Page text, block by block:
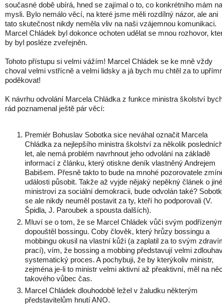
současné době ubírá, hned se zajímal o to, co konkrétního mám na
mysli. Bylo nemálo věcí, na které jsme měli rozdílný názor, ale ani
tato skutečnost nikdy neměla vliv na naši vzájemnou komunikaci.
Marcel Chládek byl dokonce ochoten udělat se mnou rozhovor,
by byl posléze zveřejněn.
Tohoto přístupu si velmi vážím! Marcel Chládek se ke mně vždy
choval velmi vstřícně a velmi lidsky a já bych mu chtěl za to
poděkovat!
K návrhu odvolání Marcela Chládka z funkce ministra školství
rád poznamenal ještě pár věcí:
Premiér Bohuslav Sobotka sice neváhal označit Marcela
Chládka za nejlepšího ministra školství za několik
let, ale nemá problém navrhnout jeho odvolání na základě
informací z článku, který otiskne deník vlastněný Andrejem
Babišem. Přesně takto to bude na mnohé pozorovatele
události působit. Takže až vyjde nějaký nepěkný článek o
ministrovi za sociální demokracii, bude odvolán také?
se ale nikdy neuměl postavit za ty, kteří ho podporovali (V.
Špidla, J. Paroubek a spousta dalších).
Mluví se o tom, že se Marcel Chládek vůči svým
dopouštěl bossingu. Coby člověk, který hrůzy bossingu a
mobbingu okusil na vlastní kůži (a zaplatil za to svým
prací), vím, že bossing a mobbing představují velmi
systematický proces. A pochybuji, že by kterýkoliv ministr,
zejména je-li to ministr velmi aktivní až přeaktivní, měl na
takového vůbec čas.
Marcel Chládek dlouhodobě ležel v žaludku některým
představitelům hnutí ANO.